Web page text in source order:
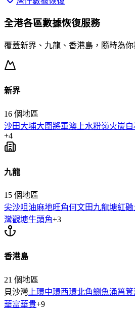
全港各區數據恢復服務
覆蓋新界、九龍、香港島，隨時為你
新界
16 個地區
沙田大埔大圍將軍澳 上水粉嶺火炭
+4
九龍
15 個地區
尖沙咀 油麻地旺角何文田九龍塘紅磡
灣觀塘牛頭角+3
香港島
21 個地區
貝沙灣 上環中環西環北角鰂魚涌筲箕
華富華貴+9